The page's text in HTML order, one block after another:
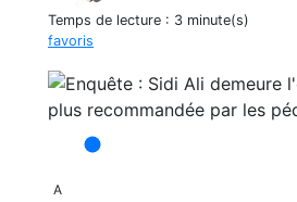
Temps de lecture : 3 minute(s)
favoris
A